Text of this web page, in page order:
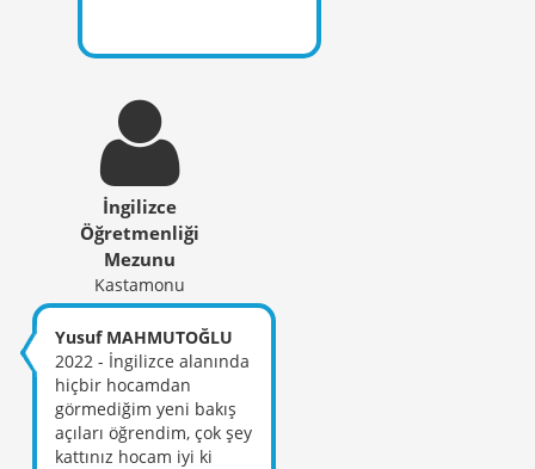
İngilizce
Öğretmenliği
Mezunu
Kastamonu
Yusuf MAHMUTOĞLU
2022 - İngilizce alanında
hiçbir hocamdan
görmediğim yeni bakış
açıları öğrendim, çok şey
kattınız hocam iyi ki